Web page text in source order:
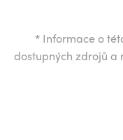
* Informace o
dostupných zdrojů a